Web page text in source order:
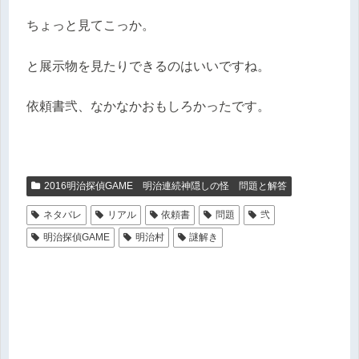
ちょっと見てこっか。
と展示物を見たりできるのはいいですね。
依頼書弐、なかなかおもしろかったです。
2016明治探偵GAME 明治連続神隠しの怪 問題と解答
ネタバレ リアル 依頼書 問題
弐
明治探偵GAME
明治村 謎解き